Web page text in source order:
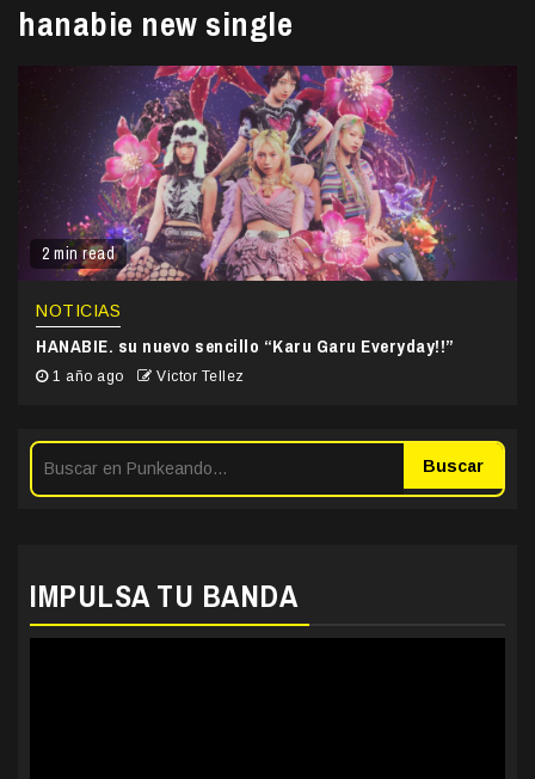
hanabie new single
2 min read
NOTICIAS
HANABIE. su nuevo sencillo “Karu Garu Everyday!!”
1 año ago Victor Tellez
Buscar
IMPULSA TU BANDA